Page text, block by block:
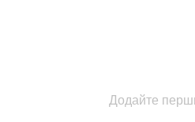
Додайте